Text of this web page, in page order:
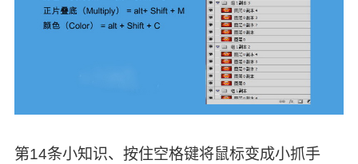
第14条小知识、按住空格键将鼠标变成小抓手